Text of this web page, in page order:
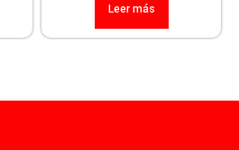
Leer más